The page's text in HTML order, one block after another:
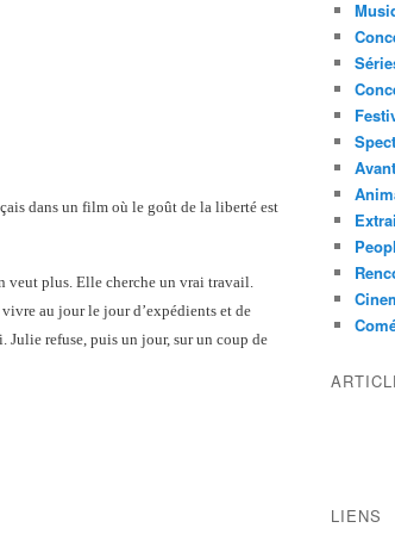
dans un film où le goût de la liberté est
veut plus. Elle cherche un vrai travail.
au jour le jour d’expédients et de
Julie refuse, puis un jour, sur un coup de
LIENS